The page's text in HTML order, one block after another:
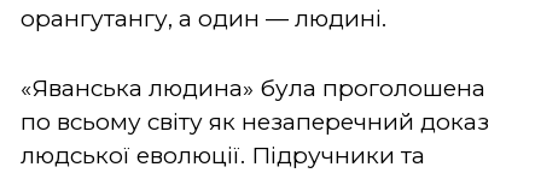
орангутангу, а один — людині.
«Яванська людина» була проголошена
по всьому світу як незаперечний доказ
людської еволюції. Підручники та